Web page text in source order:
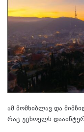
ამ მომხიბლავ და
რაც უცხოელს